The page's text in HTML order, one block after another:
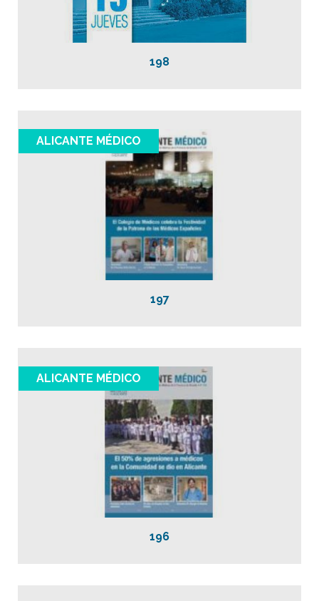
198
ALICANTE MÉDICO
197
ALICANTE MÉDICO
196